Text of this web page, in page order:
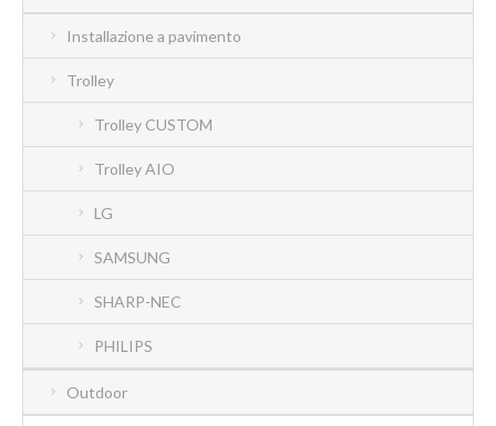
Installazione a pavimento
Trolley
Trolley CUSTOM
Trolley AIO
LG
SAMSUNG
SHARP-NEC
PHILIPS
Outdoor